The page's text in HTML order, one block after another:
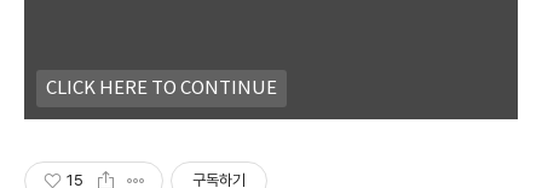
CLICK HERE TO CONTINUE
15 구독하기